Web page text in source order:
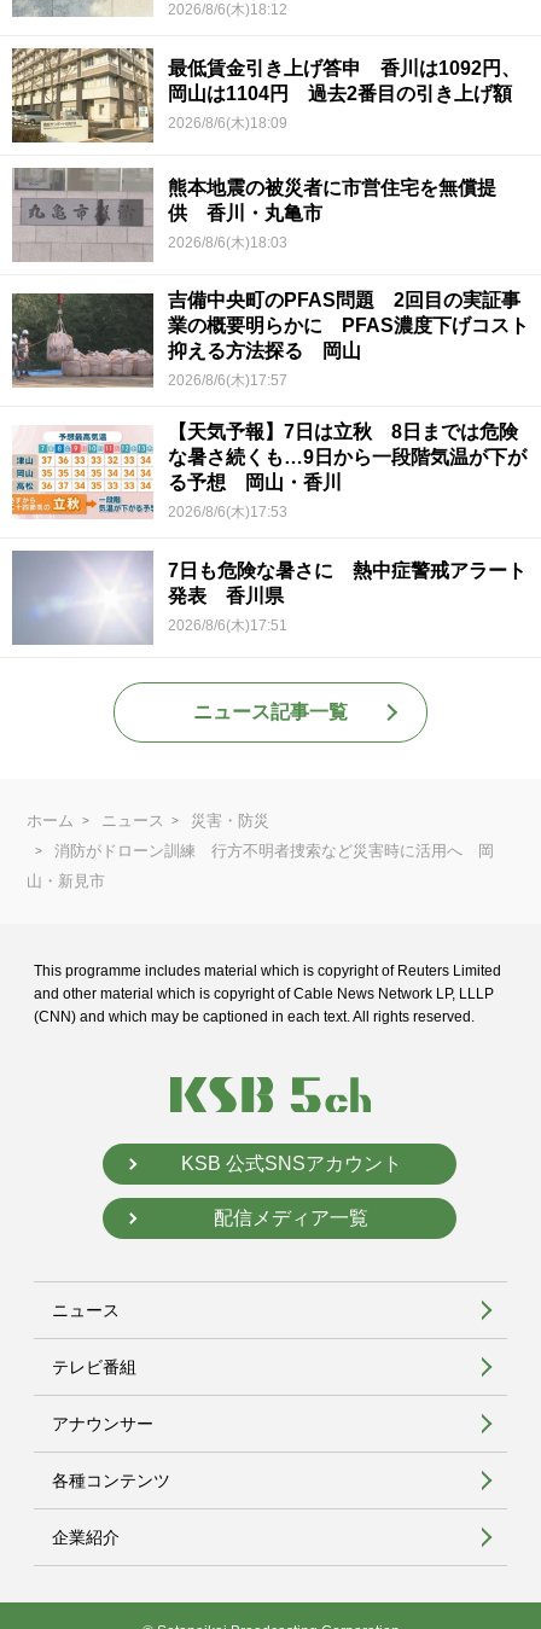
2026/8/6(木)18:12
最低賃金引き上げ答申 香川は1092円、
岡山は1104円 過去2番目の引き上げ額
2026/8/6(木)18:09
熊本地震の被災者に市営住宅を無償提
供 香川・丸亀市
2026/8/6(木)18:03
吉備中央町のPFAS問題 2回目の実証事
業の概要明らかに PFAS濃度下げコスト
抑える方法探る 岡山
2026/8/6(木)17:57
【天気予報】7日は立秋 8日までは危険
な暑さ続くも…9日から一段階気温が下が
る予想 岡山・香川
2026/8/6(木)17:53
7日も危険な暑さに 熱中症警戒アラート
発表 香川県
2026/8/6(木)17:51
ニュース記事一覧
ホーム ニュース
災害・防災
消防がドローン訓練 行方不明者捜索など災害時に活用へ 岡
山・新見市
This programme includes material which is copyright of Reuters Limited
and other material which is copyright of Cable News Network LP, LLLP
(CNN) and which may be captioned in each text. All rights reserved.
KSB 公式SNSアカウント
配信メディア一覧
ニュース
テレビ番組
アナウンサー
各種コンテンツ
企業紹介